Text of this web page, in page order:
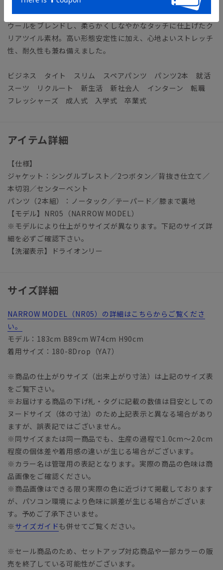
にやさしいファブリックです。
ウールをブレンドし、柔らかくしなやかなタッチに仕上げたク
リアツイル素材。高い形態安定性に加え、心地よいストレッチ
性、耐久性も兼ね備えました。
ビジネス タイト スリム スペアパンツ パンツ2本 就活
スーツ リクルート 新生活 新社会人 インターン 転職
フレッシャーズ 成人式 入学式 卒業式
アイテム詳細
【仕様】
ジャケット：シングルブレスト／2つボタン／背抜き仕立て／
本切羽／センターベント
パンツ（2本組）：ノータック／テーパード／膝まで裏地
【モデル】NR05（NARROW MODEL）
※モデルにより仕上がりサイズが異なります。下記のサイズ詳
細を必ずご確認下さい。
【洗濯表示】ドライオンリー
サイズ詳細
NARROW MODEL（NR05）の詳細はこちらからご覧くださ
い。
モデル：183cm B89cm W74cm H90cm
着用サイズ：180-8Drop（YA7）
※商品の仕上がりサイズ（出来上がり寸法）は上記のサイズ表
をご覧下さい。
※お届けする商品の下げ札・タグに記載の数値は目安としての
ヌードサイズ（体の寸法）のため上記表示と異なる場合があり
ますが、誤表記ではございません。
※同サイズまたは同一商品でも、生産の過程で1.0cm～2.0cm
程度の個体差や着用感の違いが生じる場合がございます。
※カラー名は管理用の表記となります。実際の商品の色味は商
品画像をご確認ください。
※商品画像はできる限り実際の色に近づけて掲載しております
が、パソコン環境により色味に誤差が生じる場合がございま
す。予めご了承下さいませ。
※ サイズガイドも併せてご覧ください。
※セール商品のため、セットアップ対応商品や一部カラーの販
売を終了している可能性がございます。